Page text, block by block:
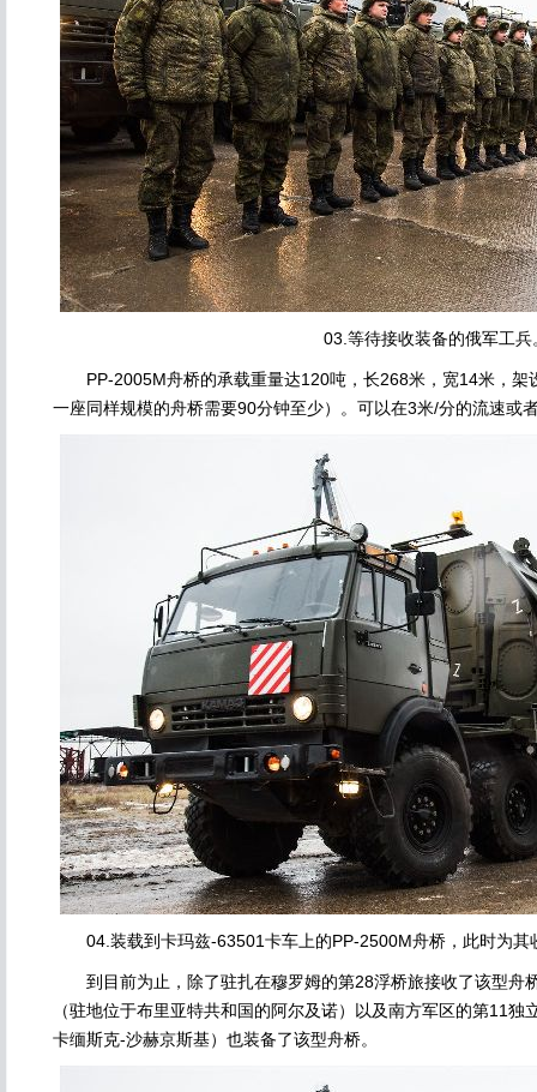
03.等待接收装备的俄军工兵
PP-2005M舟桥的承载重量达120吨，长268米，宽14米，架
一座同样规模的舟桥需要90分钟至少）。可以在3米/分的流速或
04.装载到卡玛兹-63501卡车上的PP-2500M舟桥，此时为其
到目前为止，除了驻扎在穆罗姆的第28浮桥旅接收了该型舟
（驻地位于布里亚特共和国的阿尔及诺）以及南方军区的第11
卡缅斯克-沙赫京斯基）也装备了该型舟桥。